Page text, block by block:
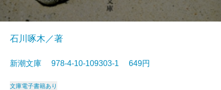
石川啄木／著
新潮文庫 978-4-10-109303-1 649円
文庫電子書籍あり